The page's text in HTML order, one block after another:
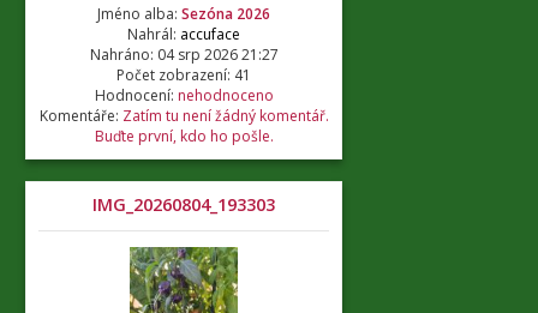
Jméno alba: Sezóna 2026
Nahrál: accuface
Nahráno: 04 srp 2026 21:27
Počet zobrazení: 41
Hodnocení: nehodnoceno
Komentáře: Zatím tu není žádný komentář.
Buďte první, kdo ho pošle.
IMG_20260804_193303